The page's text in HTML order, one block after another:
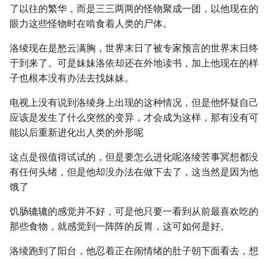
了以往的繁华，而是三三两两的怪物聚成一团，以他现在的
眼力这些怪物时在啃食着人类的尸体。
洛绫现在是愁云满胸，世界末日了被专家预言的世界末日终
于到来了。可是妹妹洛依却还在外地读书，加上他现在的样
子也根本没有办法去找妹妹。
电视上没有说到洛绫身上出现的这种情况，但是他怀疑自己
应该是发生了什么突然的变异，才会成为这样，那有没有可
能以后重新进化出人类的外形呢
这点是很值得试试的，但是要怎么进化呢洛绫苦事冥想都没
有任何头绪，但是他却没办法在做下去了，这当然是因为他
饿了
饥肠辘辘的感觉并不好，可是他只要一看到从前最喜欢吃的
那些食物，就感觉到一阵阵的反胃，这可如何是好。
洛绫跑到了阳台，他忍着正在闹情绪的肚子朝下面看去，想